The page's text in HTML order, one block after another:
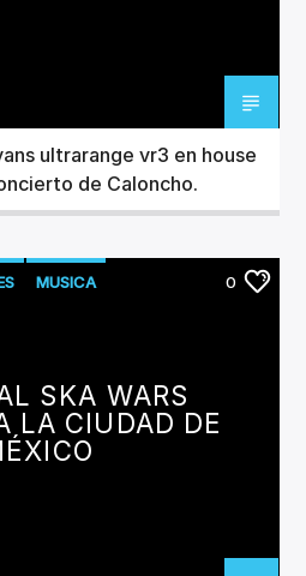
ultrarange vr3 en house
de Caloncho.
MUSICA 0
SKA WARS
LA CIUDAD DE